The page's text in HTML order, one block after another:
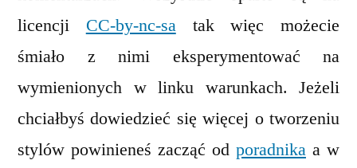
licencji CC-by-nc-satak więc możecie
śmiało z nimi eksperymentować na
wymienionych w linku warunkach. Jeżeli
chciałbyś dowiedzieć się więcej o tworzeniu
stylów powinieneś zacząć od poradnika a w